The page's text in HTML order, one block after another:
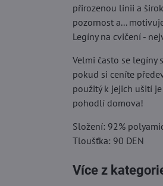
přirozenou linii a
pozornost a...
Legíny na cvičení -
Velmi často se legíny
pokud si ceníte
použitý k jejich ušití
pohodlí domova!
Složení: 92%
Tloušťka: 90 DEN
Více z